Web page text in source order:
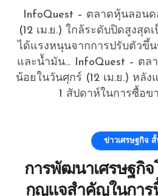
InfoQuest – ตลาดหุ้นลอนดอนปิดบวกในวันศุกร์
(12 เม.ย.) ใกล้ระดับปิดสูงสุ
ได้แรงหนุนจากการปรับตัวขึ้
และน้ำมัน… InfoQuest – ตล
น้อยในวันศุกร์ (12 เม.ย.) หลั
1 สัปดาห์ในการซื้อขา
ข่าวเศรษฐกิจ
การพัฒนาเศรษฐกิ
กุญแจสำคัญในการ